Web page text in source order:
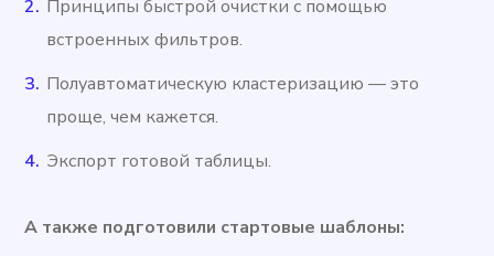
Принципы быстрой очистки с помощью
встроенных фильтров.
Полуавтоматическую кластеризацию — это
проще, чем кажется.
Экспорт готовой таблицы.
А также подготовили стартовые шаблоны: